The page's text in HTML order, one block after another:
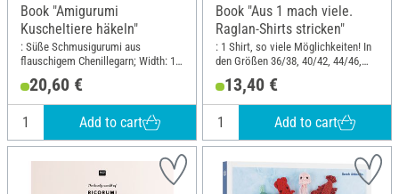
Book "Amigurumi
Kuscheltiere häkeln"
: Süße Schmusigurumi aus
flauschigem Chenillegarn; Width: 19
20,60 €
Add to cart
Book "Aus 1 mach viele.
Raglan-Shirts stricken"
: 1 Shirt, so viele Möglichkeiten! In
den Größen 36/38, 40/42, 44/46,
cm13,40 €
Add to cart